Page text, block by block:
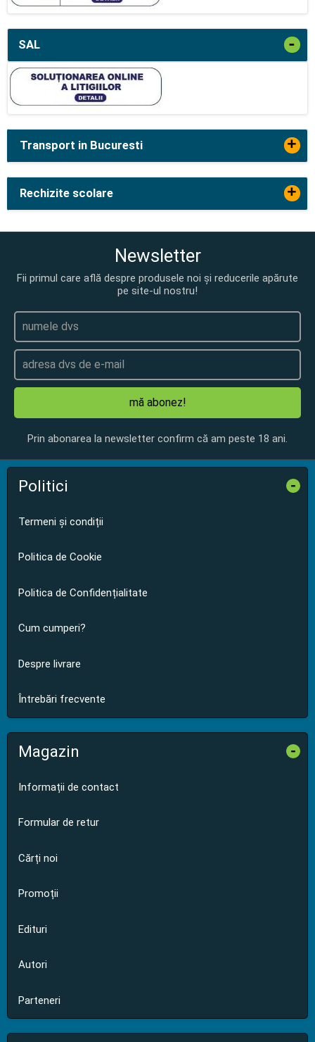
SAL -
Transport in Bucuresti +
Rechizite scolare +
Newsletter
Fii primul care află despre produsele noi și reducerile apărute
pe site-ul nostru!
mă abonez!
Prin abonarea la newsletter confirm că am peste 18 ani.
Politici -
Termeni și condiții
Politica de Cookie
Politica de Confidențialitate
Cum cumperi?
Despre livrare
Întrebări frecvente
Magazin -
Informații de contact
Formular de retur
Cărți noi
Promoții
Edituri
Autori
Parteneri